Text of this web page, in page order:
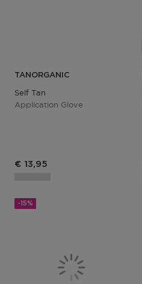
TANORGANIC
Self Tan
Application Glove
€ 13,95
-15%